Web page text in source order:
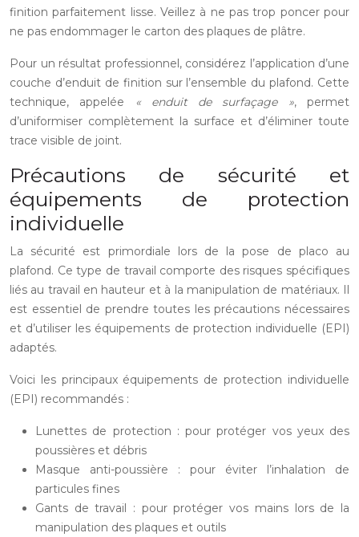
finition parfaitement lisse. Veillez à ne pas trop poncer pour
ne pas endommager le carton des plaques de plâtre.
Pour un résultat professionnel, considérez l’application d’une
couche d’enduit de finition sur l’ensemble du plafond. Cette
technique, appelée « enduit de surfaçage », permet
d’uniformiser complètement la surface et d’éliminer toute
trace visible de joint.
Précautions de sécurité et
équipements de protection
individuelle
La sécurité est primordiale lors de la pose de placo au
plafond. Ce type de travail comporte des risques spécifiques
liés au travail en hauteur et à la manipulation de matériaux. Il
est essentiel de prendre toutes les précautions nécessaires
et d’utiliser les équipements de protection individuelle (EPI)
adaptés.
Voici les principaux équipements de protection individuelle
(EPI) recommandés :
Lunettes de protection : pour protéger vos yeux des
poussières et débris
Masque anti-poussière : pour éviter l’inhalation de
particules fines
Gants de travail : pour protéger vos mains lors de la
manipulation des plaques et outils